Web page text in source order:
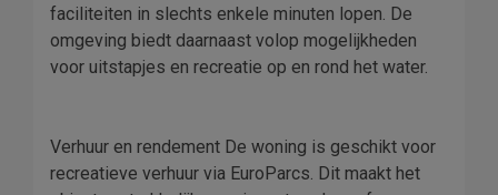
faciliteiten in slechts enkele minuten lopen. De
omgeving biedt daarnaast volop mogelijkheden
voor uitstapjes en recreatie op en rond het water.
Verhuur en rendement De woning is geschikt voor
recreatieve verhuur via EuroParcs. Dit maakt het